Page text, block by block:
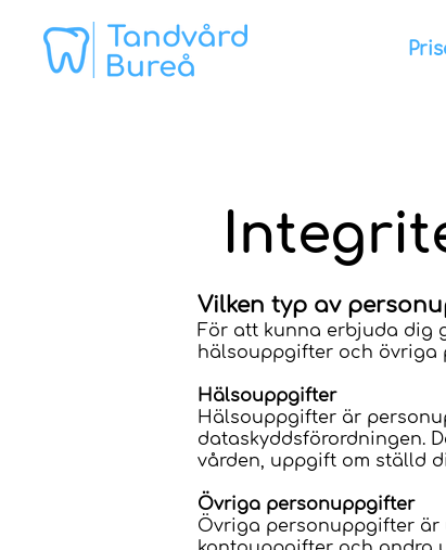
Vilken typ av
För att kunna erbjuda dig
hälsouppgifter och övriga
Hälsouppgifter
Hälsouppgifter är
dataskyddsförordningen.
vården, uppgift om ställd
Övriga personuppgifter
Övriga personuppgifter är